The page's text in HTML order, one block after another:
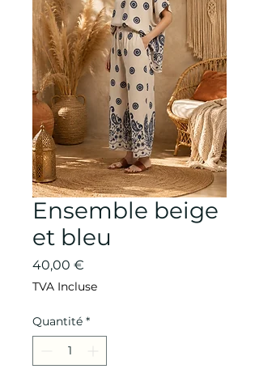
Ensemble beige
et bleu
40,00 €
TVA Incluse
Quantité *